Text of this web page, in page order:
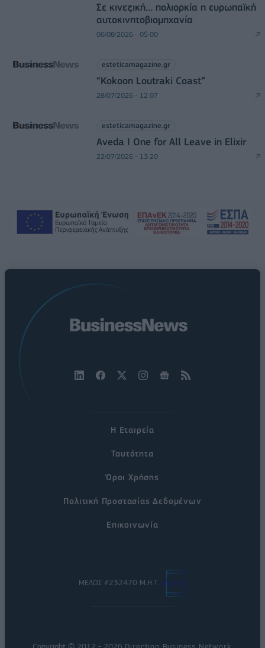
Σε κινεζική… πολιορκία η ευρωπαϊκή
αυτοκινητοβιομηχανία
06/08/2026 - 05:00
esteticamagazine.gr
“Kokoon Loutraki Coast”
28/07/2026 - 12:07
esteticamagazine.gr
Aveda I One for All Leave in Elixir
22/07/2026 - 13:20
Η Εταιρεία
Ταυτότητα
Όροι Χρήσης
Πολιτική Προστασίας Δεδομένων
Επικοινωνία
ΜΕΛΟΣ #232470 Μ.Η.Τ.